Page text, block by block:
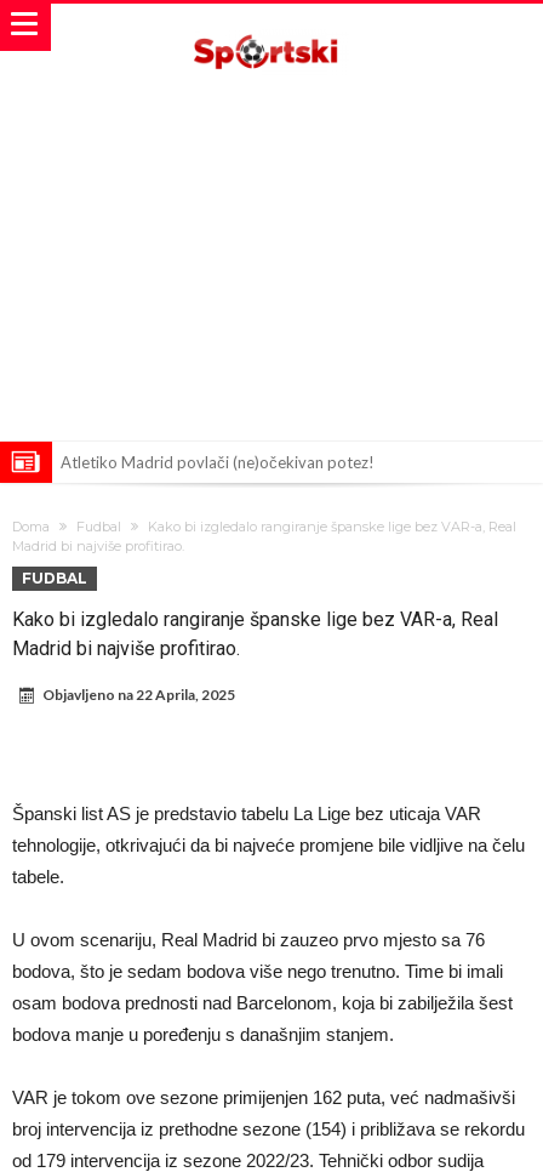
Atletiko Madrid povlači (ne)očekivan potez!
U Firenci poludeli za Mastantounom
City prodao rezervnog golmana za 50 miliona evra
Istina izašla na videlo! Rodri kao niko nikada ponizio Real, bolje mu
Doma Fudbal
Kako bi izgledalo rangiranje španske lige bez VAR-a, Real
Madrid bi najviše profitirao.
FUDBAL
Kako bi izgledalo rangiranje španske lige bez VAR-a, Real
Madrid bi najviše profitirao.
Objavljeno na22 Aprila, 2025
Španski list AS je predstavio tabelu La Lige bez uticaja VAR
tehnologije, otkrivajući da bi najveće promjene bile vidljive na čelu
tabele.
U ovom scenariju, Real Madrid bi zauzeo prvo mjesto sa 76
bodova, što je sedam bodova više nego trenutno. Time bi imali
osam bodova prednosti nad Barcelonom, koja bi zabilježila šest
bodova manje u poređenju s današnjim stanjem.
VAR je tokom ove sezone primijenjen 162 puta, već nadmašivši
broj intervencija iz prethodne sezone (154) i približava se rekordu
od 179 intervencija iz sezone 2022/23. Tehnički odbor sudija